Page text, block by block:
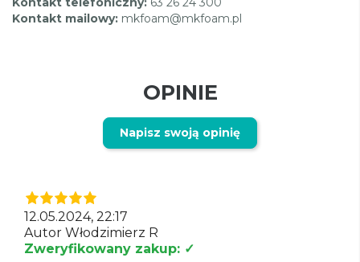
Kontakt mailowy: mkfoam@mkfoam.pl
OPINIE
Napisz swoją opinię
12.05.2024, 22:17
Autor Włodzimierz R
Zweryfikowany zakup: ✓